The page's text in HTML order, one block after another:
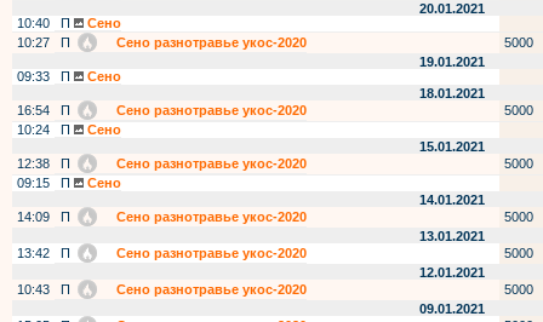
20.01.2021
10:40
П
Сено
10:27
П Сено разнотравье укос-2020
5000
19.01.2021
09:33
П
Сено
18.01.2021
16:54
П Сено разнотравье укос-2020
5000
10:24
П
Сено
15.01.2021
12:38
П Сено разнотравье укос-2020
5000
09:15
П
Сено
14.01.2021
14:09
П Сено разнотравье укос-2020
5000
13.01.2021
13:42
П Сено разнотравье укос-2020
5000
12.01.2021
10:43
П Сено разнотравье укос-2020
5000
09.01.2021